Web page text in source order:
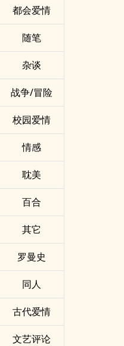
都会爱情
随笔
杂谈
战争/冒险
校园爱情
情感
耽美
百合
其它
罗曼史
同人
古代爱情
文艺评论